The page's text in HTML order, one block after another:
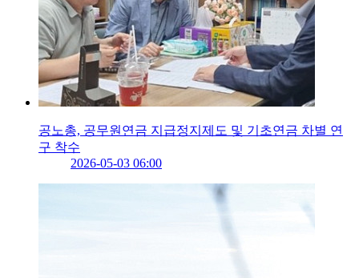
공노총, 공무원연금 지급정지제도 및 기초연금 차별 연
구 착수
2026-05-03 06:00